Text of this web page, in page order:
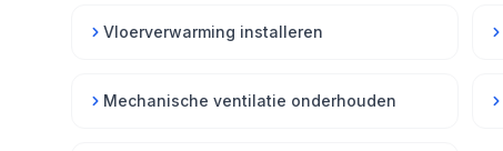
Vloerverwarming installeren
Mechanische ventilatie onderhouden